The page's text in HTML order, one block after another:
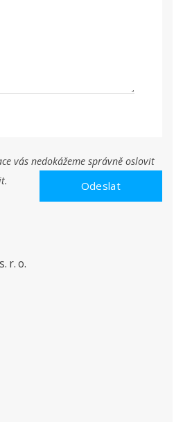
vás nedokážeme správně oslovit
r. o.